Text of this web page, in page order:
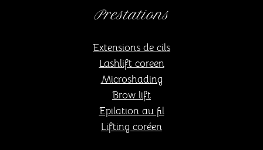
Prestations
Extensions de cils
Lashlift coreen
Microshading
Brow lift
Epilation au fil
Lifting coréen